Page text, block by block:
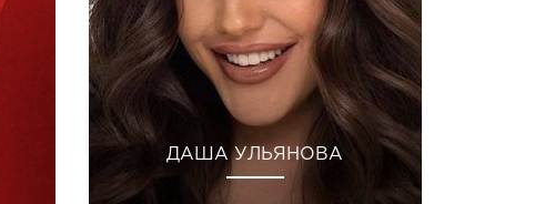
ДАША УЛЬЯНОВА